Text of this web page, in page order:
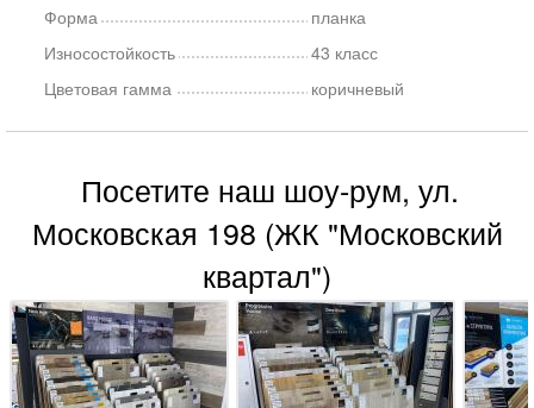
Форма
планка
Износостойкость
43 класс
Цветовая гамма
коричневый
Посетите наш шоу-рум, ул.
Московская 198 (ЖК "Московский
квартал")